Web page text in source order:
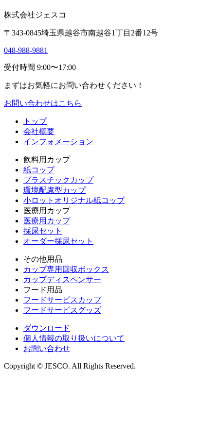
株式会社ジェスコ
〒343-0845埼玉県越谷市南越谷1丁目2番12号
048-988-9881
受付時間 9:00〜17:00
まずはお気軽にお問い合わせください！
お問い合わせはこちら
トップ
会社概要
インフォメーション
飲料用カップ
紙コップ
プラスチックカップ
環境配慮型カップ
小ロットオリジナル紙コップ
医療用カップ
医療用カップ
採尿セット
オーダー採尿セット
その他用品
カップ専用回収ボックス
カップディスペンサー
フード用品
フードサービスカップ
フードサービスグッズ
ダウンロード
個人情報の取り扱いについて
お問い合わせ
Copyright © JESCO. All Rights Reserved.